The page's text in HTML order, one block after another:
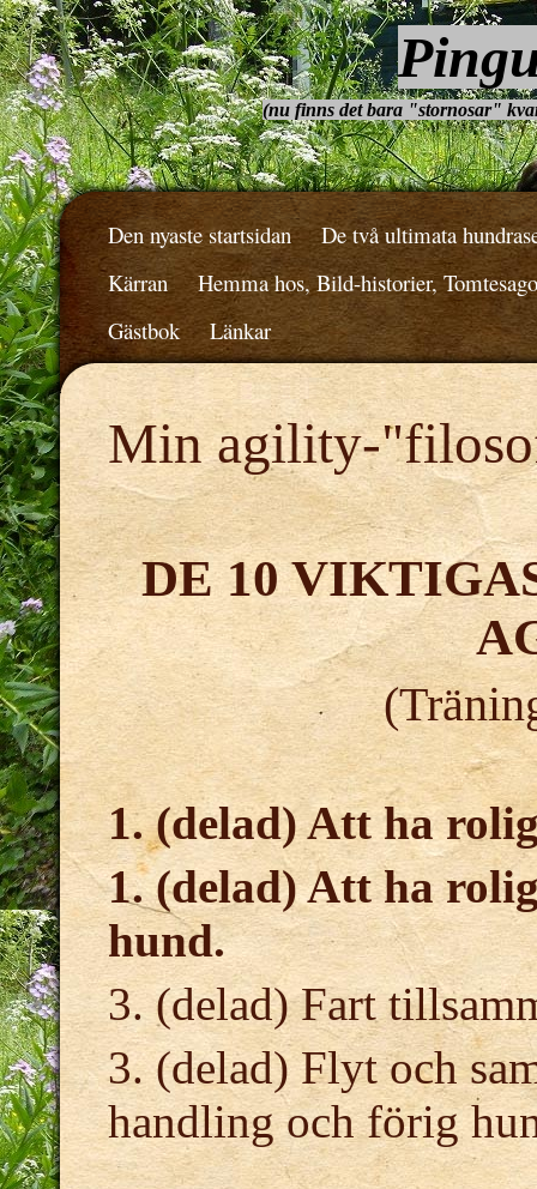
(nu finns det bara "stornosar"
Den nyaste startsidan
De två ultimata
Kärran
Hemma hos, Bild-historier,
Gästbok
Länkar
Min agility-
DE 10
1. (delad) Att ha
1. (delad) Att ha
hund.
3. (delad) Fart
3. (delad) Flyt och
handling och förig